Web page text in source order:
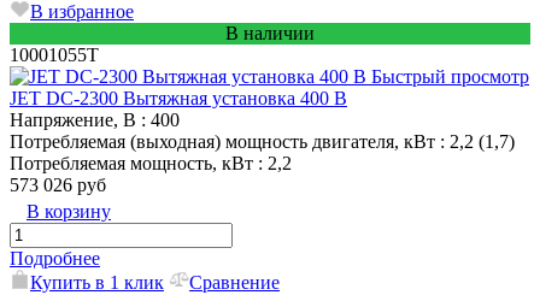
В избранное
В наличии
10001055T
Быстрый просмотр
JET DC-2300 Вытяжная установка 400 В
Напряжение, В : 400
Потребляемая (выходная) мощность двигателя, кВт : 2,2 (1,7)
Потребляемая мощность, кВт : 2,2
573 026 руб
В корзину
Подробнее
Купить в 1 клик
Сравнение